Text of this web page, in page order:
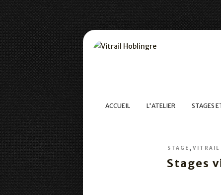
ACCUEIL L'ATELIER STAGES
STAGE , VITRAIL
Stages